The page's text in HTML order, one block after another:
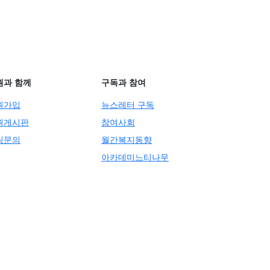
과 함께
가입
게시판
문의
구독과 참여
뉴스레터 구독
참여사회
월간복지동향
아카데미느티나무